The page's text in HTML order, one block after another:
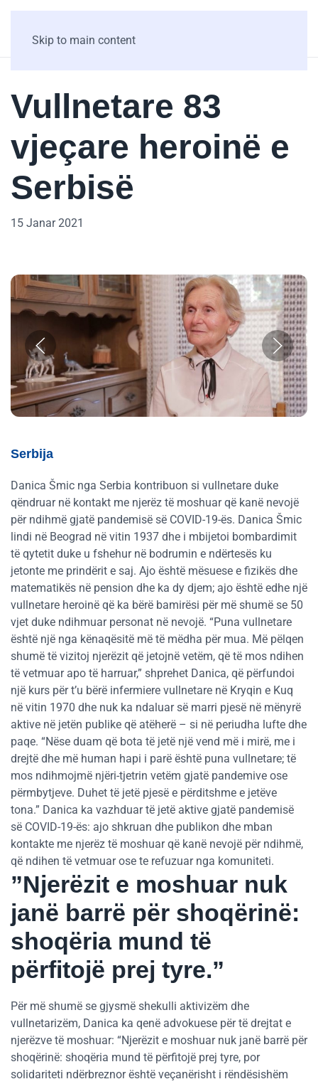
Skip to main content
Vullnetare 83
vjeçare heroinë e
Serbisë
15 Janar 2021
Serbija
Danica Šmic nga Serbia kontribuon si vullnetare duke
qëndruar në kontakt me njerëz të moshuar që kanë nevojë
për ndihmë gjatë pandemisë së COVID-19-ës. Danica Šmic
lindi në Beograd në vitin 1937 dhe i mbijetoi bombardimit
të qytetit duke u fshehur në bodrumin e ndërtesës ku
jetonte me prindërit e saj. Ajo është mësuese e fizikës dhe
matematikës në pension dhe ka dy djem; ajo është edhe një
vullnetare heroinë që ka bërë bamirësi për më shumë se 50
vjet duke ndihmuar personat në nevojë. “Puna vullnetare
është një nga kënaqësitë më të mëdha për mua. Më pëlqen
shumë të vizitoj njerëzit që jetojnë vetëm, që të mos ndihen
të vetmuar apo të harruar,” shprehet Danica, që përfundoi
një kurs për t’u bërë infermiere vullnetare në Kryqin e Kuq
në vitin 1970 dhe nuk ka ndaluar së marri pjesë në mënyrë
aktive në jetën publike që atëherë – si në periudha lufte dhe
paqe. “Nëse duam që bota të jetë një vend më i mirë, me i
drejtë dhe më human hapi i parë është puna vullnetare; të
mos ndihmojmë njëri-tjetrin vetëm gjatë pandemive ose
përmbytjeve. Duhet të jetë pjesë e përditshme e jetëve
tona.” Danica ka vazhduar të jetë aktive gjatë pandemisë
së COVID-19-ës: ajo shkruan dhe publikon dhe mban
kontakte me njerëz të moshuar që kanë nevojë për ndihmë,
që ndihen të vetmuar ose te refuzuar nga komuniteti.
”Njerëzit e moshuar nuk
janë barrë për shoqërinë:
shoqëria mund të
përfitojë prej tyre.”
Për më shumë se gjysmë shekulli aktivizëm dhe
vullnetarizëm, Danica ka qenë advokuese për të drejtat e
njerëzve të moshuar: “Njerëzit e moshuar nuk janë barrë për
shoqërinë: shoqëria mund të përfitojë prej tyre, por
solidariteti ndërbreznor është veçanërisht i rëndësishëm